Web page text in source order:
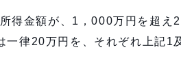
得金額が、1，000万円を超え
律20万円を、それぞれ上記1